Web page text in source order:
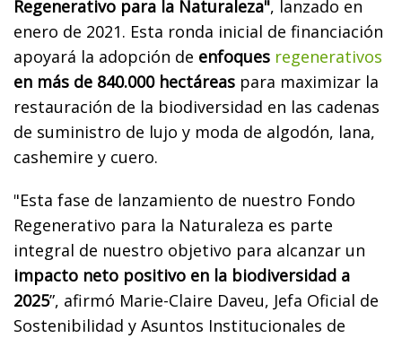
Regenerativo para la Naturaleza", lanzado en
enero de 2021. Esta ronda inicial de financiación
apoyará la adopción de enfoques regenerativos
en más de 840.000 hectáreas para maximizar la
restauración de la biodiversidad en las cadenas
de suministro de lujo y moda de algodón, lana,
cashemire y cuero.
"Esta fase de lanzamiento de nuestro Fondo
Regenerativo para la Naturaleza es parte
integral de nuestro objetivo para alcanzar un
impacto neto positivo en la biodiversidad a
2025”, afirmó Marie-Claire Daveu, Jefa Oficial de
Sostenibilidad y Asuntos Institucionales de